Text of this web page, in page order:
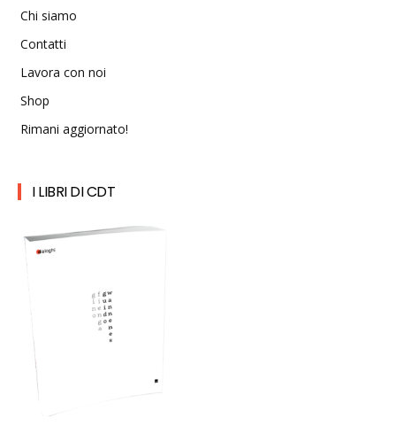
Chi siamo
Contatti
Lavora con noi
Shop
Rimani aggiornato!
I LIBRI DI CDT